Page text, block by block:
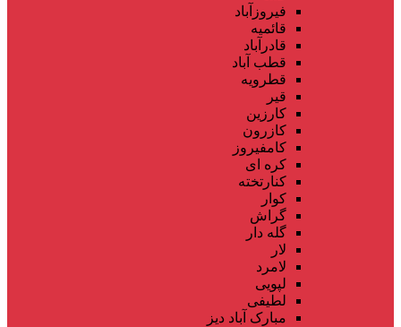
فیروزآباد
قائمیه
قادرآباد
قطب آباد
قطرویه
قیر
کارزین
کازرون
کامفیروز
کره ای
کنارتخته
کوار
گراش
گله دار
لار
لامرد
لپویی
لطیفی
مبارک آباد دیز